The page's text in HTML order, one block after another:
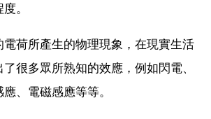
。
電荷所產生的物理現象，在現實生活
很多眾所熟知的效應，例如閃電、
、電磁感應等等。